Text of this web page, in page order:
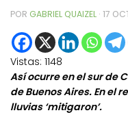
POR GABRIEL QUAIZEL · 17
Vistas: 1148
Así ocurre en el sur de
de Buenos Aires. En el
lluvias ‘mitigaron’.